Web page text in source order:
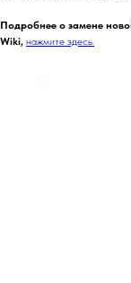
Подробнее о замене
Wiki, нажмите здесь.